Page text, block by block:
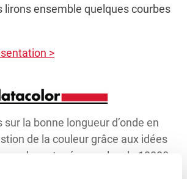
lirons ensemble quelques courbes
>
la bonne longueur d’onde en
de la couleur grâce aux idées
partagés par plus de 10000
de la couleur du monde entier.